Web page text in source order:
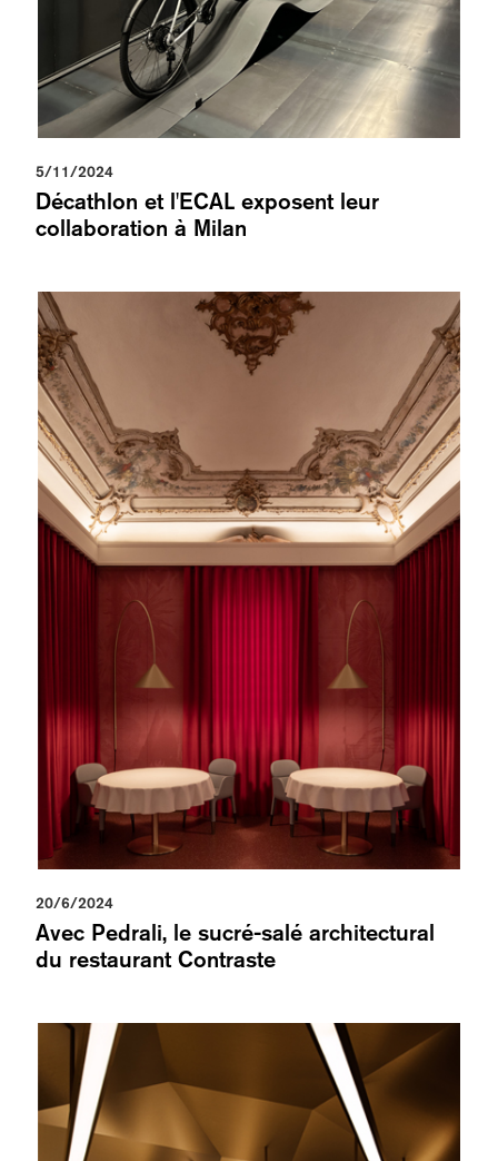
5/11/2024
Décathlon et l'ECAL exposent leur
collaboration à Milan
20/6/2024
Avec Pedrali, le sucré-salé architectural
du restaurant Contraste